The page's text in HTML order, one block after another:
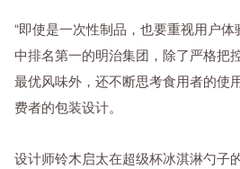
“即使是一次性制品，也要重视用户
中排名第一的明治集团，除了严格把
最优风味外，还不断思考食用者的使
费者的包装设计。
设计师铃木启太在超级杯冰淇淋勺子